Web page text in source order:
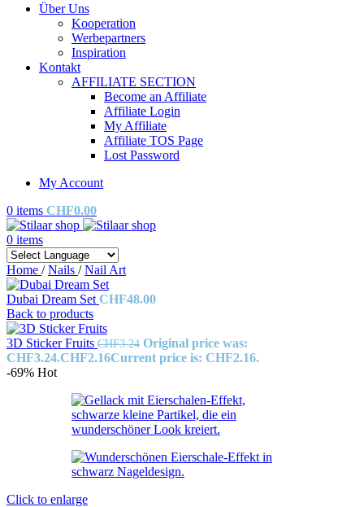
Über Uns
Kooperation
Werbepartners
Inspiration
Kontakt
AFFILIATE SECTION
Become an Affiliate
Affiliate Login
My Affiliate
Affiliate TOS Page
Lost Password
My Account
0 items CHF0.00
0 items
Home / Nails / Nail Art
Dubai Dream Set CHF48.00
Back to products
3D Sticker Fruits CHF3.24 Original price was:
CHF3.24.CHF2.16Current price is: CHF2.16.
-69% Hot
Click to enlarge